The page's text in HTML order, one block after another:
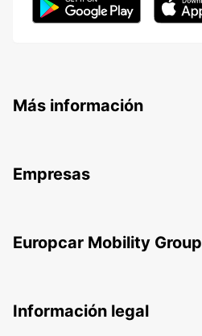
Más información
Empresas
Europcar Mobility Group
Información legal